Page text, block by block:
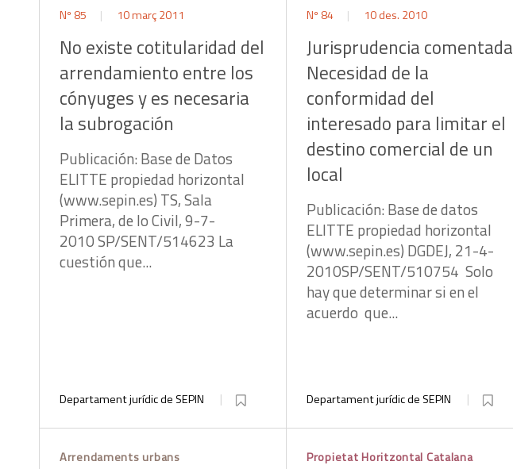
Nº 85
10 març 2011
No existe cotitularidad del
arrendamiento entre los
cónyuges y es necesaria
la subrogación
Publicación: Base de Datos
ELITTE propiedad horizontal
(www.sepin.es) TS, Sala
Primera, de lo Civil, 9-7-
2010 SP/SENT/514623 La
cuestión que...
Departament jurídic de SEPIN
Nº 84
10 des. 2010
Jurisprudencia comentada
Necesidad de la
conformidad del
interesado para limitar el
destino comercial de un
local
Publicación: Base de datos
ELITTE propiedad horizontal
(www.sepin.es) DGDEJ, 21-4-
2010SP/SENT/510754 Solo
hay que determinar si en el
acuerdo que...
Departament jurídic de SEPIN
Arrendaments urbans
Propietat Horitzontal Catalana